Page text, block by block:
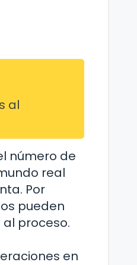
al
número de
real
Por
pueden
proceso.
en